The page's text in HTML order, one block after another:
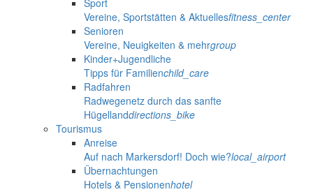
Sport
Vereine, Sportstätten & Aktuellesfitness_center
Senioren
Vereine, Neuigkeiten & mehrgroup
Kinder+Jugendliche
Tipps für Familienchild_care
Radfahren
Radwegenetz durch das sanfte
Hügellanddirections_bike
Tourismus
Anreise
Auf nach Markersdorf! Doch wie?local_airport
Übernachtungen
Hotels & Pensionenhotel